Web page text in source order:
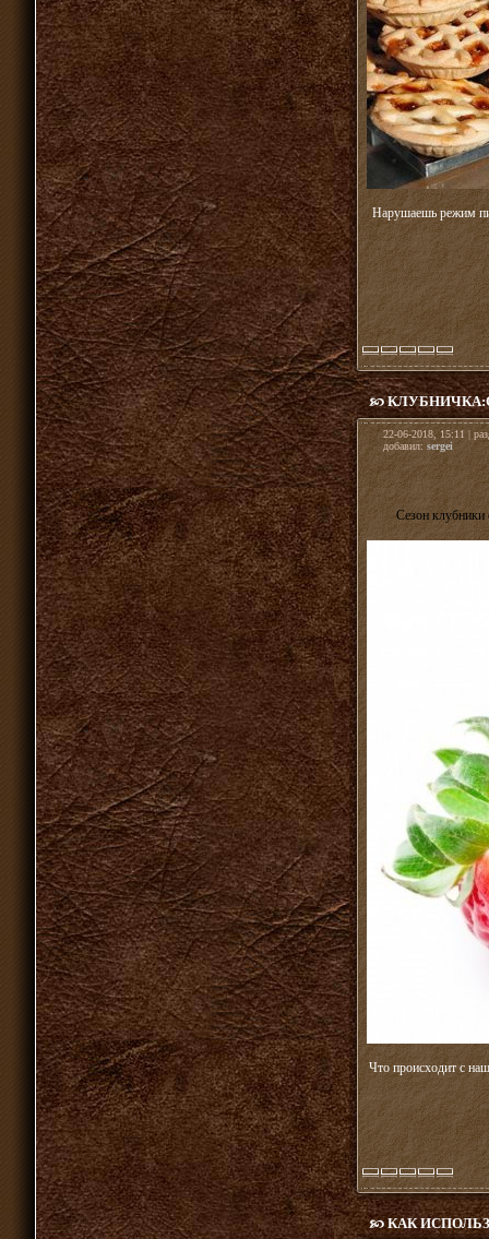
Нарушаешь режим
22-06-2018, 15:11 |
добавил: sergei
Сезон клубники
Что происходит с
КАК